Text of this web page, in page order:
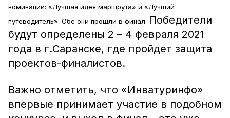
номинации: «Лучшая идея маршрута» и «Лучший
путеводитель». Обе они прошли в финал. Победители
будут определены 2 – 4 февраля 2021
года в г.Саранске, где пройдет защита
проектов-финалистов.
Важно отметить, что «Инватуринфо»
впервые принимает участие в подобном